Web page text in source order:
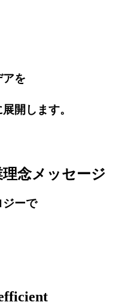
アを
開します。
理念メッセージ
ジーで